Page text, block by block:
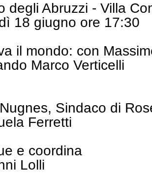
degli Abruzzi - Villa
18 giugno ore 17:30
il mondo: con
Marco Verticelli
Sindaco di
Ferretti
e coordina
Lolli